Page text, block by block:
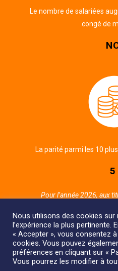
Le nombre de salariées
congé de
La parité parmi les 10
5
Pour l’année 2026, aux
Nous utilisons des cookies
l’expérience la plus pertinente.
« Accepter », vous consentez
cookies. Vous pouvez
préférences en cliquant sur «
Vous pourrez les modifier à